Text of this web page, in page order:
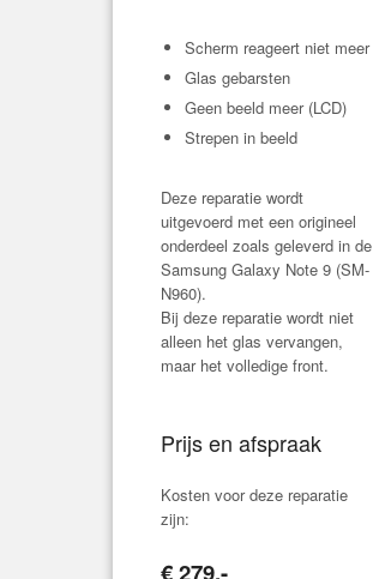
Scherm reageert niet meer
Glas gebarsten
Geen beeld meer (LCD)
Strepen in beeld
Deze reparatie wordt
uitgevoerd met een origineel
onderdeel zoals geleverd in de
Samsung Galaxy Note 9 (SM-
N960).
Bij deze reparatie wordt niet
alleen het glas vervangen,
maar het volledige front.
Prijs en afspraak
Kosten voor deze reparatie
zijn:
€ 279,-